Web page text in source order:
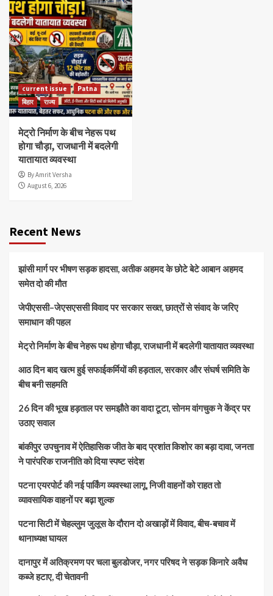
current issue
Patna
बिहार
राज्य
मेट्रो निर्माण के बीच नेहरू पथ
होगा चौड़ा, राजधानी में बदलेगी
यातायात व्यवस्था
By Amrit Versha
August 6, 2026
Recent News
झांसी मार्ग पर भीषण सड़क हादसा, अतीक अहमद के छोटे बेटे आबान अहमद
समेत दो की मौत
जेपीएससी–जेएसएससी विवाद पर सरकार सख्त, छात्रों से संवाद के जरिए
समाधान की पहल
मेट्रो निर्माण के बीच नेहरू पथ होगा चौड़ा, राजधानी में बदलेगी यातायात व्यवस्था
आठ दिन बाद खत्म हुई सफाईकर्मियों की हड़ताल, सरकार और संघर्ष समिति के
बीच बनी सहमति
26 दिन की भूख हड़ताल पर समझौते का वादा टूटा, सोनम वांगचुक ने केंद्र पर
उठाए सवाल
बांकीपुर उपचुनाव में ऐतिहासिक जीत के बाद प्रशांत किशोर का बड़ा दावा, जनता
ने पारंपरिक राजनीति को दिया स्पष्ट संदेश
पटना एयरपोर्ट की नई पार्किंग व्यवस्था लागू, निजी वाहनों को राहत तो
व्यावसायिक वाहनों पर बढ़ा शुल्क
पटना सिटी में चेहल्लुम जुलूस के दौरान दो अखाड़ों में विवाद, बीच-बचाव में
थानाध्यक्ष घायल
दानापुर में अतिक्रमण पर चला बुलडोजर, नगर परिषद ने सड़क किनारे अवैध
कब्जे हटाए, दी चेतावनी